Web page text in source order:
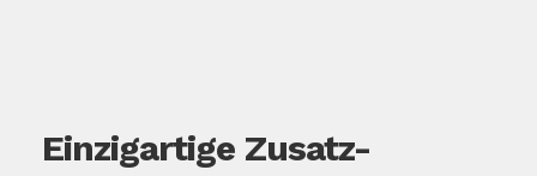
Einzigartige Zusatz-